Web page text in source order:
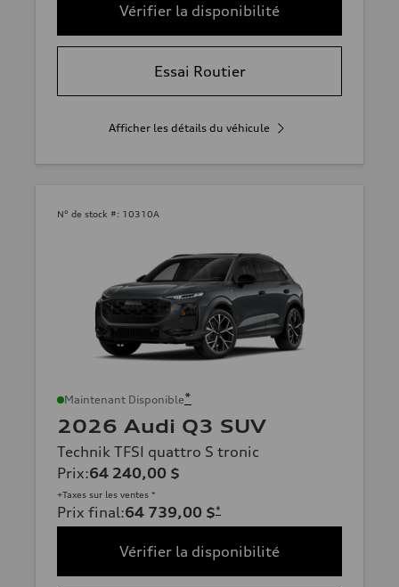
Vérifier la disponibilité
Essai Routier
Afficher les détails du véhicule
N° de stock #: 10310A
Maintenant Disponible*
2026 Audi Q3 SUV
Technik TFSI quattro S tronic
Prix:64 240,00 $
+Taxes sur les ventes *
Prix final:64 739,00 $*
Vérifier la disponibilité